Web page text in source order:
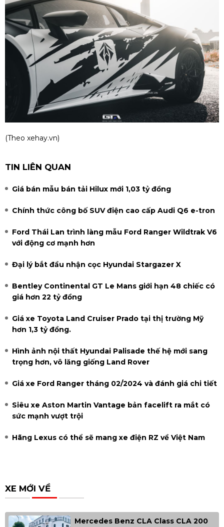
(Theo xehay.vn)
TIN LIÊN QUAN
Giá bán mẫu bán tải Hilux mới 1,03 tỷ đồng
Chính thức công bố SUV điện cao cấp Audi Q6 e-tron
Ford Thái Lan trình làng mẫu Ford Ranger Wildtrak V6
với động cơ mạnh hơn
Đại lý bắt đầu nhận cọc Hyundai Stargazer X
Bentley Continental GT Le Mans giới hạn 48 chiếc có
giá hơn 22 tỷ đồng
Giá xe Toyota Land Cruiser Prado tại thị trường Mỹ
hơn 1,3 tỷ đồng.
Hình ảnh nội thất Hyundai Palisade thế hệ mới sang
trọng hơn, vô lăng giống Land Rover
Giá xe Ford Ranger tháng 02/2024 và đánh giá chi tiết
Siêu xe Aston Martin Vantage bản facelift ra mắt có
sức mạnh vượt trội
Hãng Lexus có thể sẽ mang xe điện RZ về Việt Nam
XE MỚI VỀ
Mercedes Benz CLA Class CLA 200